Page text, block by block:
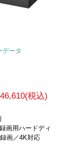
データ
税込)
画用ハードディ
画／4K対応